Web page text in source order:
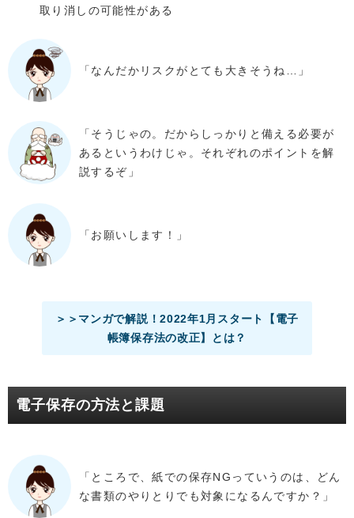
取り消しの可能性がある
「なんだかリスクがとても大きそうね…」
「そうじゃの。だからしっかりと備える必要が
あるというわけじゃ。それぞれのポイントを解
説するぞ」
「お願いします！」
＞＞マンガで解説！2022年1月スタート【電子
帳簿保存法の改正】とは？
電子保存の方法と課題
「ところで、紙での保存NGっていうのは、どん
な書類のやりとりでも対象になるんですか？」